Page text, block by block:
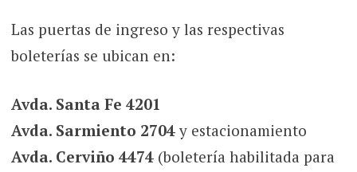
Las puertas de ingreso y las respectivas
boleterías se ubican en:
Avda. Santa Fe 4201
Avda. Sarmiento 2704y estacionamiento
Avda. Cerviño 4474(boletería habilitada para